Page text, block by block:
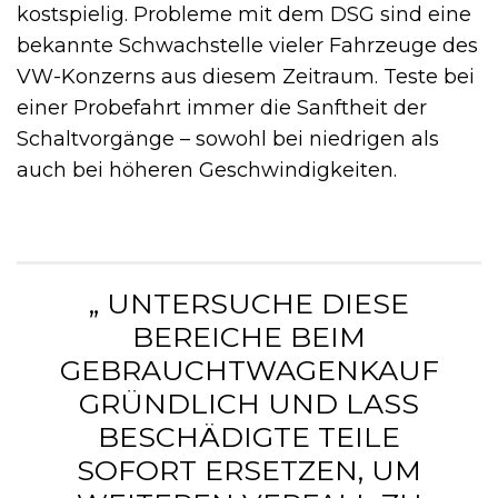
kostspielig. Probleme mit dem DSG sind eine
bekannte Schwachstelle vieler Fahrzeuge des
VW-Konzerns aus diesem Zeitraum. Teste bei
einer Probefahrt immer die Sanftheit der
Schaltvorgänge – sowohl bei niedrigen als
auch bei höheren Geschwindigkeiten.
„ UNTERSUCHE DIESE
BEREICHE BEIM
GEBRAUCHTWAGENKAUF
GRÜNDLICH UND LASS
BESCHÄDIGTE TEILE
SOFORT ERSETZEN, UM